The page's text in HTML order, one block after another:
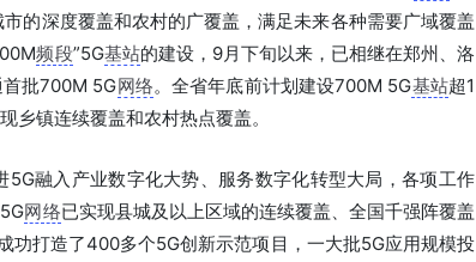
的深度覆盖和农村的广覆盖，满足未来各种需要广域覆盖
频段”5G基站的建设，9月下旬以来，已相继在郑州、洛
批700M 5G网络。全省年底前计划建设700M 5G基站超1
乡镇连续覆盖和农村热点覆盖。
融入产业数字化大势、服务数字化转型大局，各项工作
网络已实现县城及以上区域的连续覆盖、全国千强阵覆盖
功打造了400多个5G创新示范项目，一大批5G应用规模投